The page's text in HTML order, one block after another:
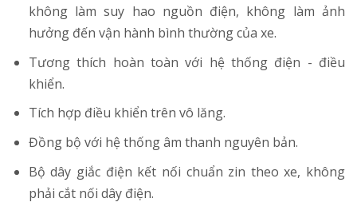
không làm suy hao nguồn điện, không làm ảnh
hưởng đến vận hành bình thường của xe.
Tương thích hoàn toàn với hệ thống điện - điều
khiển.
Tích hợp điều khiển trên vô lăng.
Đồng bộ với hệ thống âm thanh nguyên bản.
Bộ dây giắc điện kết nối chuẩn zin theo xe, không
phải cắt nối dây điện.